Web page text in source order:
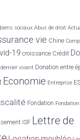
sociaux Abus de droit
vie Chine
19 croissance Crédit
vivant Donation entre
Economie Entreprise
Fondation
ISF Lettre de